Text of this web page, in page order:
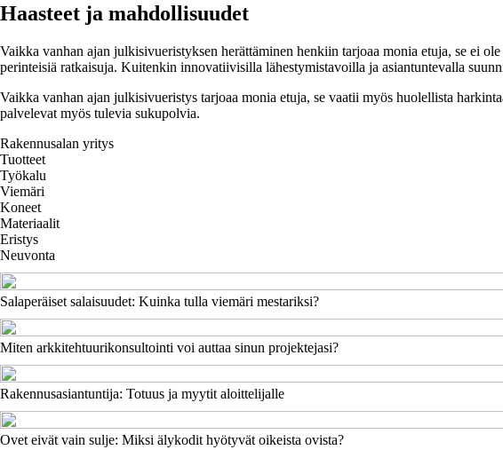
Haasteet ja mahdollisuudet
Vaikka vanhan ajan julkisivueristyksen herättäminen henkiin tarjoaa monia etuja, se ei
perinteisiä ratkaisuja. Kuitenkin innovatiivisilla lähestymistavoilla ja asiantuntevalla
Vaikka vanhan ajan julkisivueristys tarjoaa monia etuja, se vaatii myös huolellista
palvelevat myös tulevia sukupolvia.
Rakennusalan yritys
Tuotteet
Työkalu
Viemäri
Koneet
Materiaalit
Eristys
Neuvonta
Salaperäiset salaisuudet: Kuinka tulla viemäri mestariksi?
Miten arkkitehtuurikonsultointi voi auttaa sinun projektejasi?
Rakennusasiantuntija: Totuus ja myytit aloittelijalle
Ovet eivät vain sulje: Miksi älykodit hyötyvät oikeista ovista?